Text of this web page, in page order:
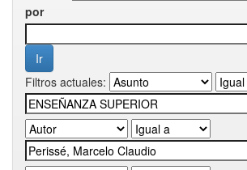
por
Filtros actuales: